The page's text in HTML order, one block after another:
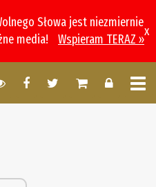
Słowa jest niezmiernie
media!
Wspieram TERAZ »
x